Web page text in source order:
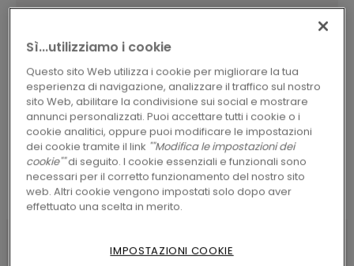
CERCA
Sì...utilizziamo i cookie
Questo sito Web utilizza i cookie per migliorare la tua
esperienza di navigazione, analizzare il traffico sul nostro
sito Web, abilitare la condivisione sui social e mostrare
annunci personalizzati. Puoi accettare tutti i cookie o i
cookie analitici, oppure puoi modificare le impostazioni
dei cookie tramite il link ""Modifica le impostazioni dei
cookie""di seguito. I cookie essenziali e funzionali sono
necessari per il corretto funzionamento del nostro sito
web. Altri cookie vengono impostati solo dopo aver
effettuato una scelta in merito.
IMPOSTAZIONI COOKIE